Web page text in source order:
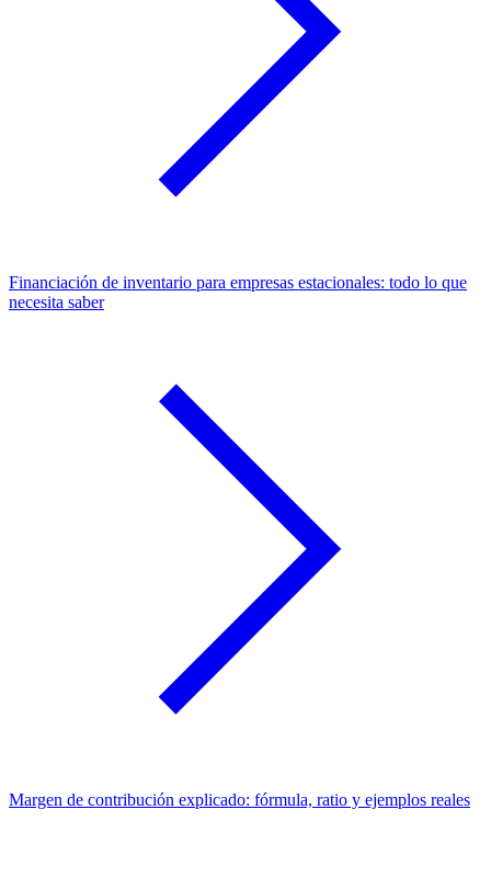
Financiación de inventario para empresas estacionales: todo lo que
necesita saber
Margen de contribución explicado: fórmula, ratio y ejemplos reales